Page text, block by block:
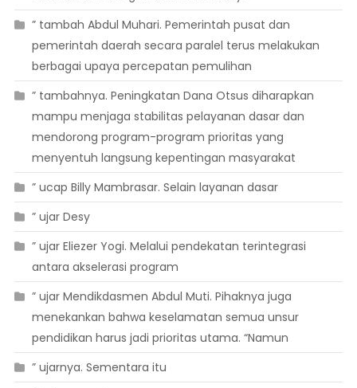
” tambah Abdul Muhari. Pemerintah pusat dan
pemerintah daerah secara paralel terus melakukan
berbagai upaya percepatan pemulihan
” tambahnya. Peningkatan Dana Otsus diharapkan
mampu menjaga stabilitas pelayanan dasar dan
mendorong program-program prioritas yang
menyentuh langsung kepentingan masyarakat
” ucap Billy Mambrasar. Selain layanan dasar
” ujar Desy
” ujar Eliezer Yogi. Melalui pendekatan terintegrasi
antara akselerasi program
” ujar Mendikdasmen Abdul Muti. Pihaknya juga
menekankan bahwa keselamatan semua unsur
pendidikan harus jadi prioritas utama. “Namun
” ujarnya. Sementara itu